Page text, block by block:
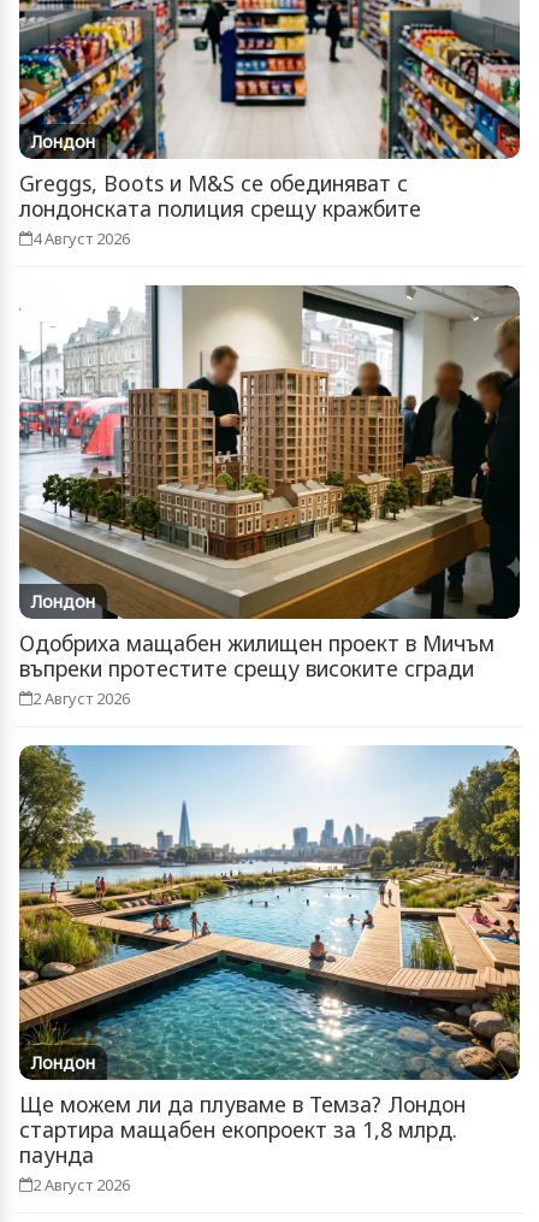
Лондон
Greggs, Boots и M&S се обединяват с
лондонската полиция срещу кражбите
4 Август 2026
Лондон
Одобриха мащабен жилищен проект в Мичъм
въпреки протестите срещу високите сгради
2 Август 2026
Лондон
Ще можем ли да плуваме в Темза? Лондон
стартира мащабен екопроект за 1,8 млрд.
паунда
2 Август 2026